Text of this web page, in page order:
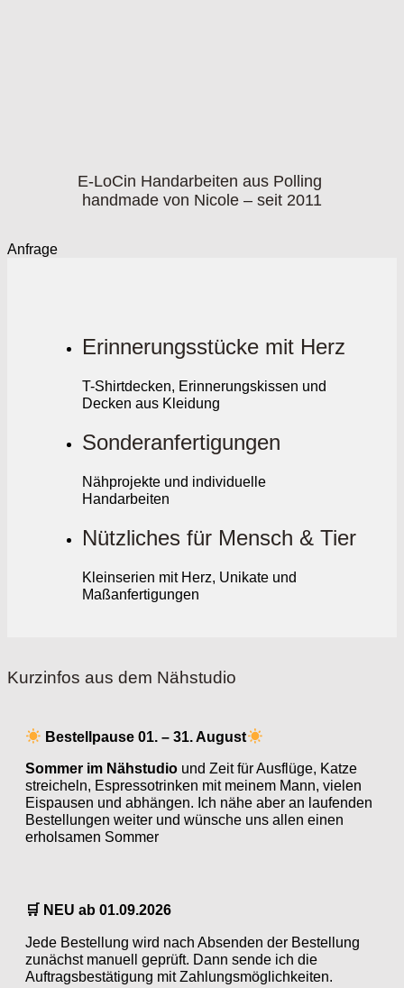
E-LoCin Handarbeiten aus Polling
handmade von Nicole – seit 2011
Anfrage
Erinnerungsstücke mit Herz
T-Shirtdecken, Erinnerungskissen und
Decken aus Kleidung
Sonderanfertigungen
Nähprojekte und individuelle
Handarbeiten
Nützliches für Mensch & Tier
Kleinserien mit Herz, Unikate und
Maßanfertigungen
Kurzinfos aus dem Nähstudio
Bestellpause 01. – 31. August
Sommer im Nähstudio und Zeit für Ausflüge, Katze
streicheln, Espressotrinken mit meinem Mann, vielen
Eispausen und abhängen. Ich nähe aber an laufenden
Bestellungen weiter und wünsche uns allen einen
erholsamen Sommer
🛒 NEU ab 01.09.2026
Jede Bestellung wird nach Absenden der Bestellung
zunächst manuell geprüft. Dann sende ich die
Auftragsbestätigung mit Zahlungsmöglichkeiten.